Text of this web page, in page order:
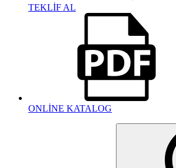
TEKLİF AL
ONLİNE KATALOG